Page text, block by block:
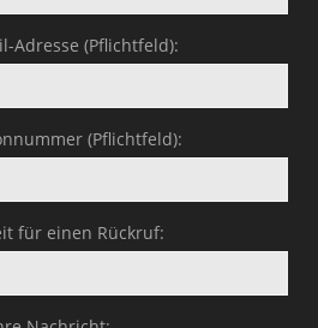
Adresse (Pflichtfeld):
(Pflichtfeld):
für einen Rückruf: